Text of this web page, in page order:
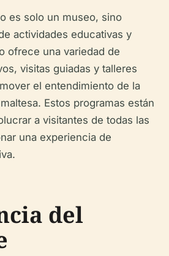
es solo un museo, sino
actividades educativas y
ofrece una variedad de
visitas guiadas y talleres
el entendimiento de la
Estos programas están
a visitantes de todas las
una experiencia de
del